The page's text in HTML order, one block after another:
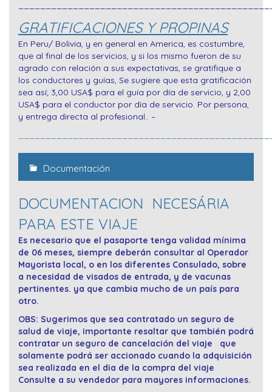
GRATIFICACIONES Y PROPINAS
En Peru/ Bolivia, y en general en America, es costumbre,
que al final de los servicios, y si los mismo fueron de su
agrado con relación a sus expectativas, se gratifique a
los conductores y guías, Se sugiere que esta gratificación
sea así; 3,00 USA$ para el guía por día de servicio, y 2,00
USA$ para el conductor por día de servicio. Por persona,
y entrega directa al profesional.. –
Documentación
DOCUMENTACION NECESÁRIA
PARA ESTE VIAJE
Es necesario que el pasaporte tenga validad mínima
de 06 meses, siempre deberán consultar al Operador
Mayorista local, o en los diferentes Consulado, sobre
a necesidad de visados de entrada, y de vacunas
pertinentes. ya que cambia mucho de un país para
otro.
OBS: Sugerimos que sea contratado un seguro de
salud de viaje, importante resaltar que también podrá
contratar un seguro de cancelación del viaje que
solamente podrá ser accionado cuando la adquisición
sea realizada en el dia de la compra del viaje
Consulte a su vendedor para mayores informaciones.